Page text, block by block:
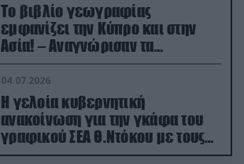
Το βιβλίο γεωγραφίας
εμφανίζει την Κύπρο και στην
Ασία! – Αναγνώρισαν τα
κατεχόμενα; (φωτο)
04.07.2026
Η γελοία κυβερνητική
ανακοίνωση για την γκάφα του
γραφικού ΣΕΑ Θ.Ντόκου με τους
Ρώσους φαρσέρ